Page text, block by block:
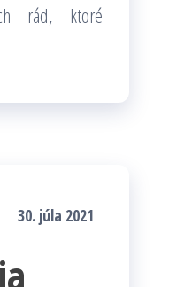
rád, ktoré
30. júla 2021